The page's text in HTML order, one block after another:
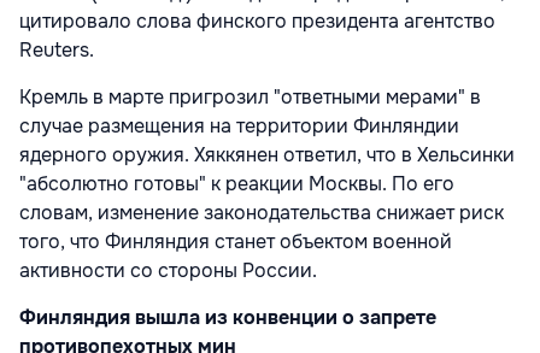
цитировало слова финского президента агентство
Reuters.
Кремль в марте пригрозил "ответными мерами" в
случае размещения на территории Финляндии
ядерного оружия. Хяккянен ответил, что в Хельсинки
"абсолютно готовы" к реакции Москвы. По его
словам, изменение законодательства снижает риск
того, что Финляндия станет объектом военной
активности со стороны России.
Финляндия вышла из конвенции о запрете
противопехотных мин